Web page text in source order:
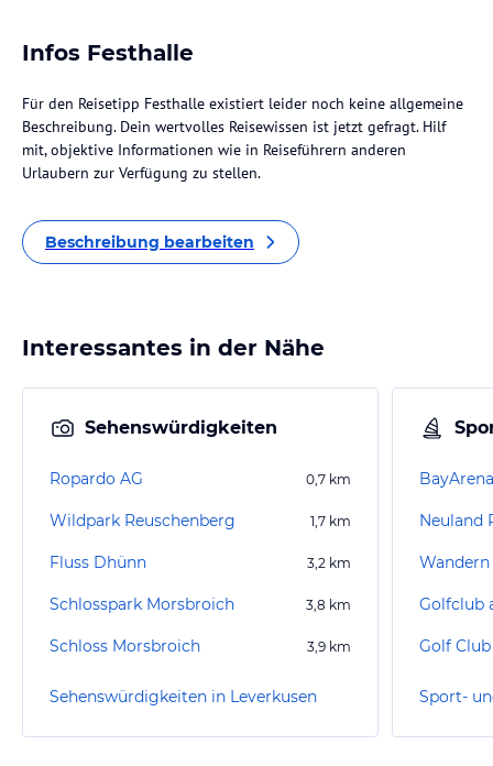
Infos Festhalle
Für den Reisetipp Festhalle existiert leider noch keine allgemeine
Beschreibung. Dein wertvolles Reisewissen ist jetzt gefragt. Hilf
mit, objektive Informationen wie in Reiseführern anderen
Urlaubern zur Verfügung zu stellen.
Beschreibung bearbeiten
Interessantes in der Nähe
Sehenswürdigkeiten
Ropardo AG 0,7 km
Wildpark Reuschenberg 1,7 km
Fluss Dhünn 3,2 km
Schlosspark Morsbroich 3,8 km
Schloss Morsbroich 3,9 km
Sehenswürdigkeiten in Leverkusen
Neuland
Golfclub
Golf Club